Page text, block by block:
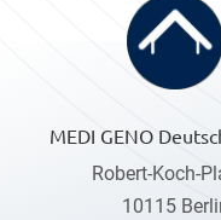
MEDI GENO
Robert-Koch-
10115